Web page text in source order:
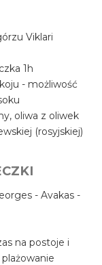
Viklari
1h
- możliwość
oliwa z oliwek
(rosyjskiej)
- Avakas -
na postoje i